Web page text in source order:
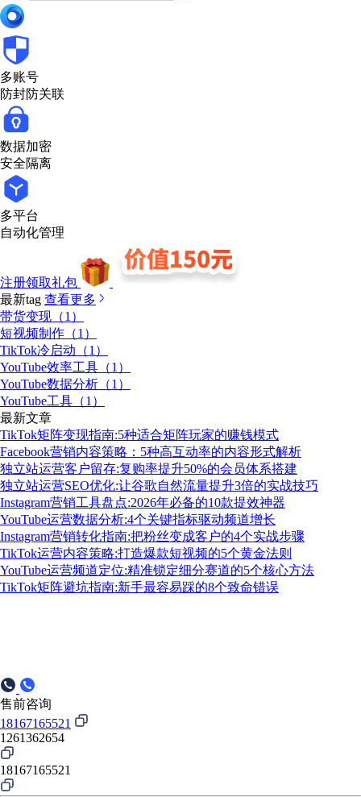
多账号
防封防关联
数据加密
安全隔离
多平台
自动化管理
注册领取礼包
最新tag 查看更多
带货变现（1）
短视频制作（1）
TikTok冷启动（1）
YouTube效率工具（1）
YouTube数据分析（1）
YouTube工具（1）
最新文章
TikTok矩阵变现指南:5种适合矩阵玩家的赚钱模式
Facebook营销内容策略：5种高互动率的内容形式解析
独立站运营客户留存:复购率提升50%的会员体系搭建
独立站运营SEO优化:让谷歌自然流量提升3倍的实战技巧
Instagram营销工具盘点:2026年必备的10款提效神器
YouTube运营数据分析:4个关键指标驱动频道增长
Instagram营销转化指南:把粉丝变成客户的4个实战步骤
TikTok运营内容策略:打造爆款短视频的5个黄金法则
YouTube运营频道定位:精准锁定细分赛道的5个核心方法
TikTok矩阵避坑指南:新手最容易踩的8个致命错误
售前咨询
18167165521
1261362654
18167165521